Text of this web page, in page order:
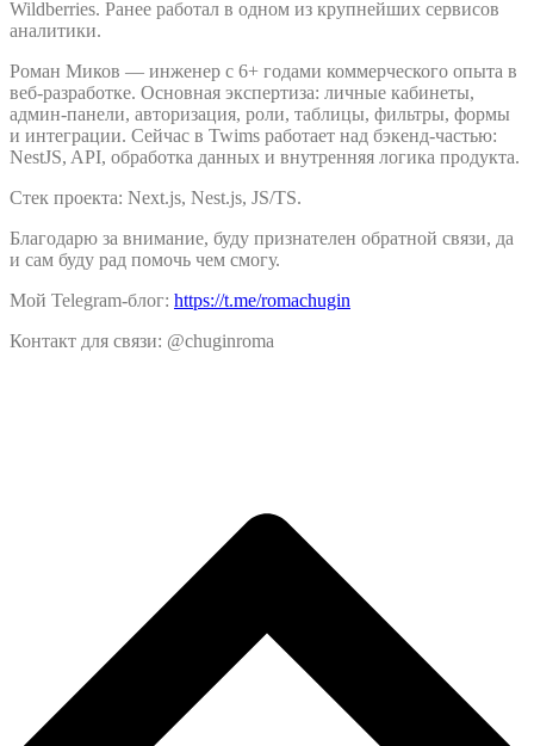
Wildberries. Ранее работал в одном из крупнейших сервисов
аналитики.
Роман Миков — инженер с 6+ годами коммерческого опыта в
веб-разработке. Основная экспертиза: личные кабинеты,
админ-панели, авторизация, роли, таблицы, фильтры, формы
и интеграции. Сейчас в Twims работает над бэкенд-частью:
NestJS, API, обработка данных и внутренняя логика продукта.
Стек проекта: Next.js, Nest.js, JS/TS.
Благодарю за внимание, буду признателен обратной связи, да
и сам буду рад помочь чем смогу.
Мой Telegram-блог: https://t.me/romachugin
Контакт для связи: @chuginroma